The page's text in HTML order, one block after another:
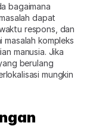
bagaimana
dapat
respons, dan
masalah kompleks
manusia. Jika
berulang
mungkin